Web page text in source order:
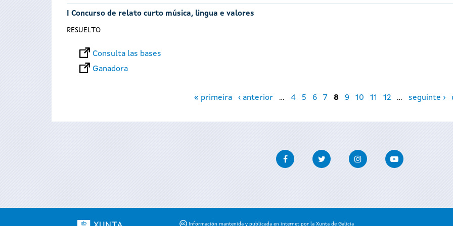
I Concurso de relato curto música, lingua e valores
RESUELTO
Consulta las bases
Ganadora
« primeira ‹ anterior … 4 5 6 7 8 9 10 11 12 … seguinte ›
FacebookTwitter InstagramYoutube
Información mantenida y publicada en internet por la Xunta de Galicia